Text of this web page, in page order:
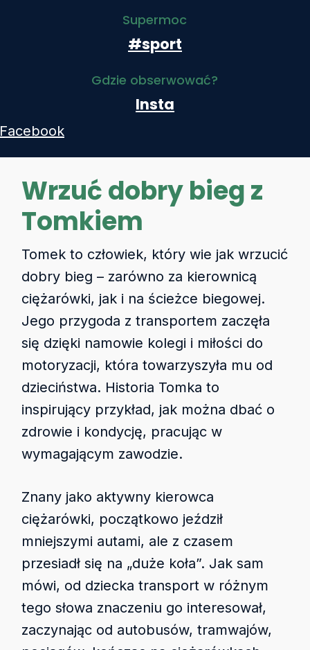
Supermoc
#sport
Gdzie obserwować?
Insta
Wrzuć dobry bieg z
Tomkiem
Tomek to człowiek, który wie jak wrzucić
dobry bieg – zarówno za kierownicą
ciężarówki, jak i na ścieżce biegowej.
Jego przygoda z transportem zaczęła
się dzięki namowie kolegi i miłości do
motoryzacji, która towarzyszyła mu od
dzieciństwa. Historia Tomka to
inspirujący przykład, jak można dbać o
zdrowie i kondycję, pracując w
wymagającym zawodzie.
Znany jako aktywny kierowca
ciężarówki, początkowo jeździł
mniejszymi autami, ale z czasem
przesiadł się na „duże koła”. Jak sam
mówi, od dziecka transport w różnym
tego słowa znaczeniu go interesował,
zaczynając od autobusów, tramwajów,